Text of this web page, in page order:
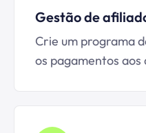
Gestão de
Crie um programa
os pagamentos aos